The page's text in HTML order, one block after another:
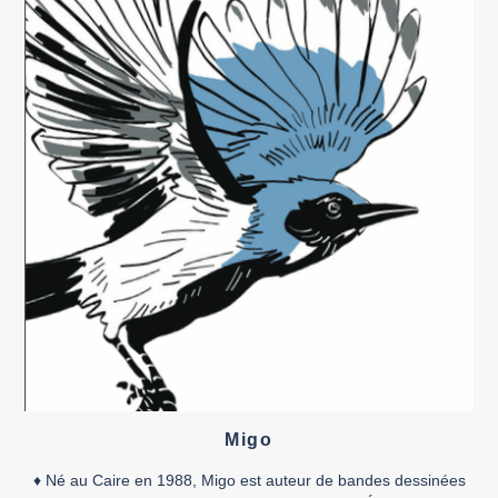
Migo
♦ Né au Caire en 1988, Migo est auteur de bandes dessinées